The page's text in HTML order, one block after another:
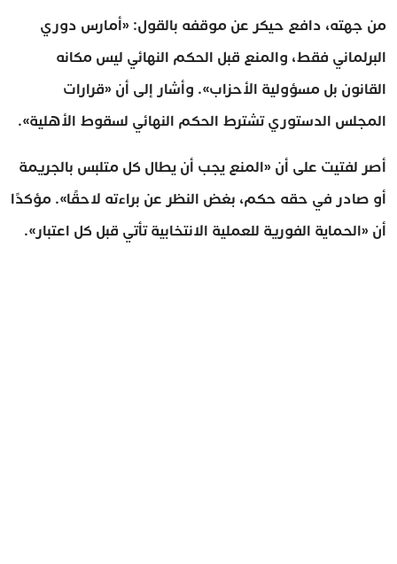
من جهته، دافع حيكر عن موقفه بالقول: «أمارس دوري
البرلماني فقط، والمنع قبل الحكم النهائي ليس مكانه
القانون بل مسؤولية الأحزاب». وأشار إلى أن «قرارات
المجلس الدستوري تشترط الحكم النهائي لسقوط الأهلية».
أصر لفتيت على أن «المنع يجب أن يطال كل متلبس بالجريمة
أو صادر في حقه حكم، بغض النظر عن براءته لاحقًا». مؤكدًا
أن «الحماية الفورية للعملية الانتخابية تأتي قبل كل اعتبار».